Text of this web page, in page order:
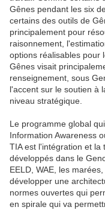
Gênes pendant les six
certains des outils de
principalement pour
raisonnement,
options réalisables pour
Gênes visait
renseignement, sous
l'accent sur le soutien à
niveau stratégique.
Le programme global
Information Awareness
TIA est l'intégration et la
développés dans le
EELD, WAE, les
développer une
normes ouvertes qui
en spirale qui va